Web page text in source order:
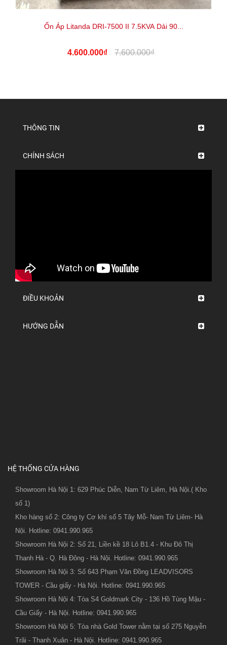
Ổn Áp Litanda DRI-7500 II 7.5KVA Dải 90...
4.600.000₫ 7.600.000₫
THÔNG TIN
CHÍNH SÁCH
ĐIỀU KHOẢN
HƯỚNG DẪN
HỆ THỐNG CỬA HÀNG
Showroom Hà Nội 1: 629 Phúc Diễn, Nam Từ Liêm, Hà Nội.( Kho
số 1)
Kho hàng số 2: Công ty Cơ khí số 5 Tây Mỗ- Nam Từ Liêm- Hà
Nội. Hotline: 0941.990.965
Showroom Hà Nội 2: Số 21, Liền kề 18 Lô B1.4 - Khu Đô Thị
Thanh Hà - Q. Hà Đông - Hà Nội. Hotline: 0941.990.965
Showroom Hà Nội 3: Số 643 Phạm Văn Đồng LEADVISORS
TOWER - Cầu giấy - Hà Nội. Hotline: 0941.990.965
Showroom Hà Nội 4: Tòa S4 Goldmark City - 136 Hồ Tùng Mậu -
Cầu Giấy - Hà Nội. Hotline: 0941.990.965
Showroom Hà Nội 5: Tòa nhà Gold Tower nằm tại số 275 Nguyễn
Trãi - Thanh Xuân - Hà Nội. Hotline: 0941.990.965